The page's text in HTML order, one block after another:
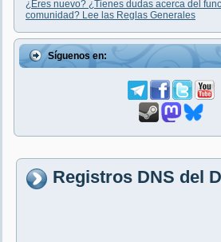
¿Eres nuevo? ¿Tienes dudas acerca del
comunidad? Lee las Reglas Generales
Síguenos en:
Registros DNS del